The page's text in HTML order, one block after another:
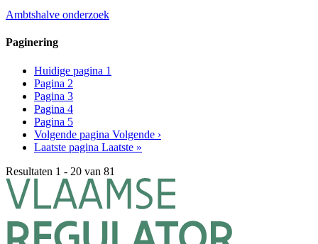
Ambtshalve onderzoek
Paginering
Huidige pagina 1
Pagina 2
Pagina 3
Pagina 4
Pagina 5
Volgende pagina Volgende ›
Laatste pagina Laatste »
Resultaten 1 - 20 van 81